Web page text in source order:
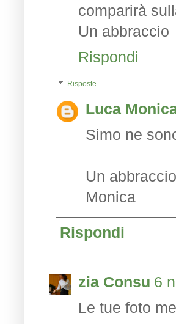
comparirà
Un abbraccio
Rispondi
Risposte
Luca
Simo ne
Un
Monica
Rispondi
zia Consu 6
Le tue foto